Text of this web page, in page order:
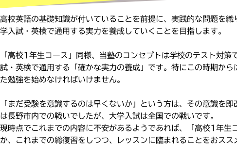
高校英語の基礎知識が付いていることを前提に、実践的な問題を織
学入試・英検で通用する実力を養成していくことを目指します。
「高校1年生コース」同様、当塾のコンセプトは学校のテスト対策
試・英検で通用する「確かな実力の養成」です。特にこの時期から
た勉強を始めなければいけません。
「まだ受験を意識するのは早くないか」という方は、その意識を
は長野市内での戦いでしたが、大学入試は全国での戦いです。
現時点でこれまでの内容に不安があるようであれば、「高校1年生
か、これまでの総復習をしつつ、レッスンに臨まれることをおスス